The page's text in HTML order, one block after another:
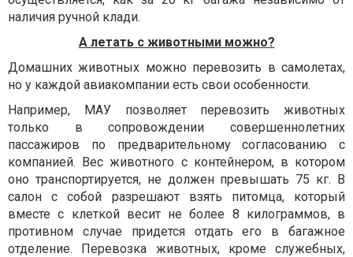
наличия ручной клади.
А летать с животными можно?
Домашних животных можно перевозить в самолетах,
но у каждой авиакомпании есть свои особенности.
Например, МАУ позволяет перевозить животных
только в сопровождении совершеннолетних
пассажиров по предварительному согласованию с
компанией. Вес животного с контейнером, в котором
оно транспортируется, не должен превышать 75 кг. В
салон с собой разрешают взять питомца, который
вместе с клеткой весит не более 8 килограммов, в
противном случае придется отдать его в багажное
отделение. Перевозка животных, кроме служебных,